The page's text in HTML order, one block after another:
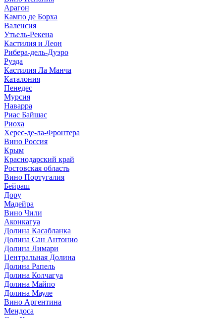
Арагон
Кампо де Борха
Валенсия
Утьель-Рекена
Кастилия и Леон
Рибера-дель-Дуэро
Руэда
Кастилия Ла Манча
Каталония
Пенедес
Мурсия
Наварра
Риас Байшас
Риоха
Херес-де-ла-Фронтера
Вино Россия
Крым
Краснодарский край
Ростовская область
Вино Португалия
Бейраш
Дору
Мадейра
Вино Чили
Аконкагуа
Долина Касабланка
Долина Сан Антонио
Долина Лимари
Центральная Долина
Долина Рапель
Долина Колчагуа
Долина Майпо
Долина Мауле
Вино Аргентина
Мендоса